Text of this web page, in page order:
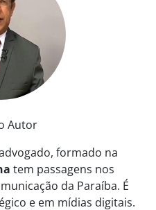
Autor
formado na
tem passagens nos
da Paraíba. É
e em mídias digitais.